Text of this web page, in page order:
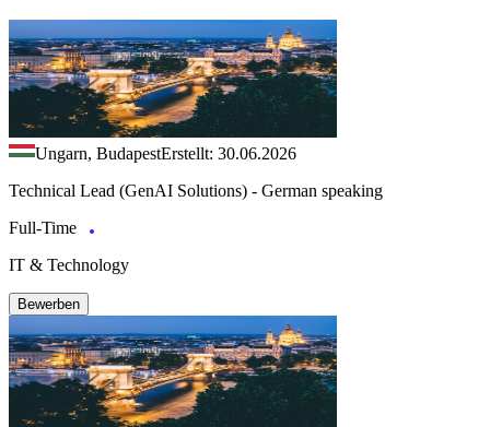
Ungarn, BudapestErstellt: 30.06.2026
Technical Lead (GenAI Solutions) - German speaking
Full-Time
IT & Technology
Bewerben